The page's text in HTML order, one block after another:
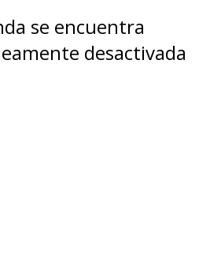
se encuentra
desactivada